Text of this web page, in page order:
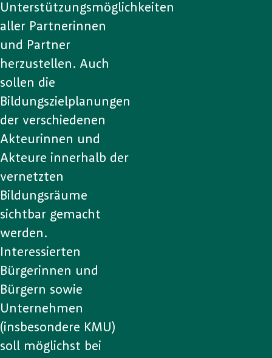
Unterstützungsmöglichkeiten
aller Partnerinnen
und Partner
herzustellen. Auch
sollen die
Bildungszielplanungen
der verschiedenen
Akteurinnen und
Akteure innerhalb der
vernetzten
Bildungsräume
sichtbar gemacht
werden.
Interessierten
Bürgerinnen und
Bürgern sowie
Unternehmen
(insbesondere KMU)
soll möglichst bei